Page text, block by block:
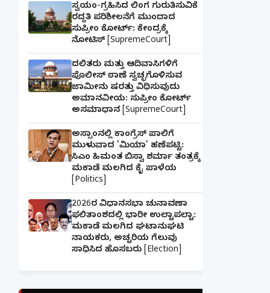
ಸ್ವಯಂ-ಗ್ರಹಿಸಿದ ಲಿಂಗ ಗುರುತಿಸುವಿಕೆ
ರದ್ದತಿ ಪರಿಶೀಲನೆಗೆ ಮುಂದಾದ
ಸುಪ್ರೀಂ ಕೋರ್ಟ್: ಕೇಂದ್ರಕ್ಕೆ
ನೋಟಿಸ್ [SupremeCourt]
ದಲಿತರು ಮತ್ತು ಆದಿವಾಸಿಗಳಿಗೆ
ಪೊಲೀಸ್ ಠಾಣೆ ಸ್ವಚ್ಛಗೊಳಿಸುವ
ಜಾಮೀನು ಷರತ್ತು ವಿಧಿಸುವುದು
ಅಮಾನವೀಯ: ಸುಪ್ರೀಂ ಕೋರ್ಟ್
ಅಸಮಾಧಾನ [SupremeCourt]
ಅಸ್ಸಾಂನಲ್ಲಿ ಕಾಂಗ್ರೆಸ್ ಪಾಲಿಗೆ
ಮುಳುವಾದ 'ಮಿಯಾ' ಹಣೆಪಟ್ಟಿ:
ಸಿಎಂ ಹಿಮಂತ ಬಿಸ್ವಾ ಶರ್ಮಾ ತಂತ್ರಕ್ಕೆ
ಮಕಾಡೆ ಮಲಗಿದ ಕೈ ಪಾಳೆಯ
[Politics]
2026ರ ವಿಧಾನಸಭಾ ಚುನಾವಣಾ
ಫಲಿತಾಂಶದಲ್ಲಿ ಭಾರೀ ಉಲ್ಟಾಪಲ್ಟಾ:
ಮಕಾಡೆ ಮಲಗಿದ ಘಟಾನುಘಟಿ
ನಾಯಕರು, ಅಚ್ಚರಿಯ ಗೆಲುವು
ಸಾಧಿಸಿದ ಹೊಸಬರು [Election]